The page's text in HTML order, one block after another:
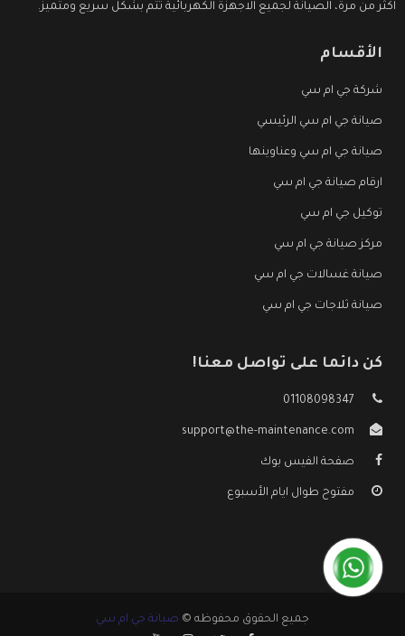
اكثر من مرة، الصيانة لجميع الاجهزة الكهربائية تتم بشكل سريع ومتميز.
الأقسام
شركة جي ام سي
صيانة جي ام سي الرئيسي
صيانة جي ام سي وعناوينها
ارقام صيانة جي ام سي
توكيل جي ام سي
مركز صيانة جي ام سي
صيانة غسالات جي ام سي
صيانة ثلاجات جي ام سي
كن دائما على تواصل معنا!
01108098347
support@the-maintenance.com
صفحة الفيس بوك
مفتوح طوال ايام الأسبوع
جميع الحقوق محفوظه © صيانة جي ام سي